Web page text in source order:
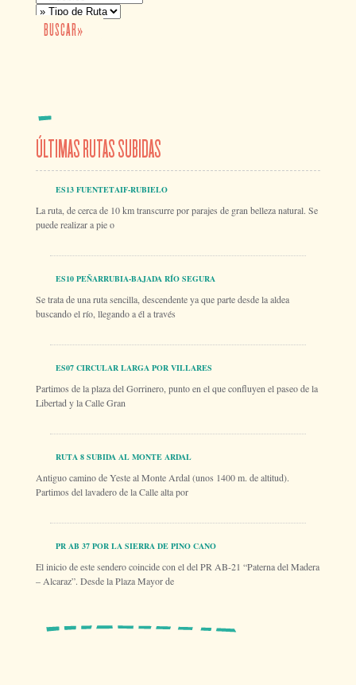
ÚLTIMAS RUTAS SUBIDAS
ES13 FUENTETAIF-RUBIELO
La ruta, de cerca de 10 km transcurre por parajes de gran belleza natural. Se
puede realizar a pie o
ES10 PEÑARRUBIA-BAJADA RÍO SEGURA
Se trata de una ruta sencilla, descendente ya que parte desde la aldea
buscando el río, llegando a él a través
ES07 CIRCULAR LARGA POR VILLARES
Partimos de la plaza del Gorrinero, punto en el que confluyen el paseo de la
Libertad y la Calle Gran
RUTA 8 SUBIDA AL MONTE ARDAL
Antiguo camino de Yeste al Monte Ardal (unos 1400 m. de altitud).
Partimos del lavadero de la Calle alta por
PR AB 37 POR LA SIERRA DE PINO CANO
El inicio de este sendero coincide con el del PR AB-21 “Paterna del Madera
– Alcaraz”. Desde la Plaza Mayor de